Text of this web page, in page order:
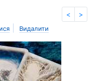
< >
Видалити